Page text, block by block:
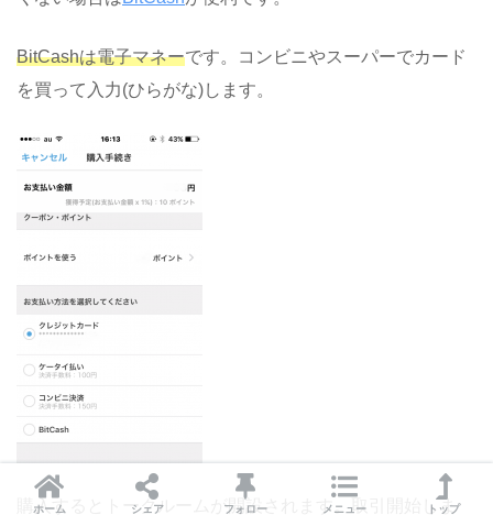
BitCashは電子マネーです。コンビニやスーパーでカード
を買って入力(ひらがな)します。
購入するとトークルームが開設されます。取引開始しま
ホーム シェア フォロー メニュー トップ